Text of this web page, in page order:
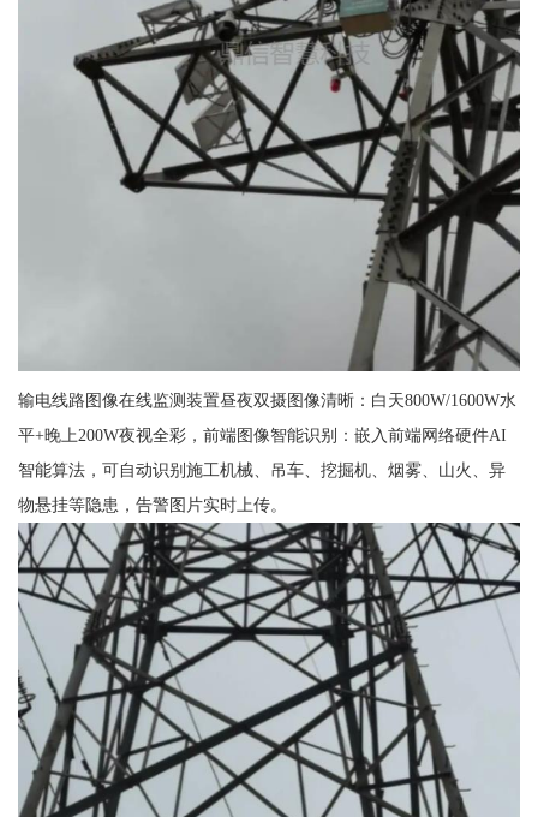
输电线路图像在线监测装置昼夜双摄图像清晰：白天800W/1600W水
平+晚上200W夜视全彩，前端图像智能识别：嵌入前端网络硬件AI
智能算法，可自动识别施工机械、吊车、挖掘机、烟雾、山火、异
物悬挂等隐患，告警图片实时上传。